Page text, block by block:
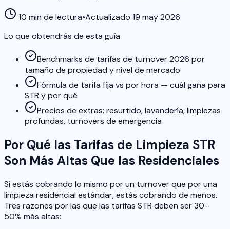
10 min de lectura•Actualizado 19 may 2026
Lo que obtendrás de esta guía
Benchmarks de tarifas de turnover 2026 por
tamaño de propiedad y nivel de mercado
Fórmula de tarifa fija vs por hora — cuál gana para
STR y por qué
Precios de extras: resurtido, lavandería, limpiezas
profundas, turnovers de emergencia
Por Qué las Tarifas de Limpieza STR
Son Más Altas Que las Residenciales
Si estás cobrando lo mismo por un turnover que por una
limpieza residencial estándar, estás cobrando de menos.
Tres razones por las que las tarifas STR deben ser 30–
50% más altas: